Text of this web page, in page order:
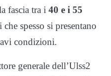
fascia tra i 40 e i 55
spesso si presentano
condizioni.
generale dell’Ulss2